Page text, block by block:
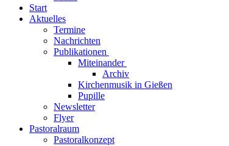
Start
Aktuelles
Termine
Nachrichten
Publikationen
Miteinander
Archiv
Kirchenmusik in Gießen
Pupille
Newsletter
Flyer
Pastoralraum
Pastoralkonzept